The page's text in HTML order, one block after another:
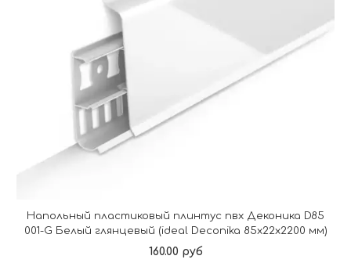
Напольный пластиковый плинтус пвх Деконика D85
001-G Белый глянцевый (ideal Deconika 85х22х2200 мм)
160.00 руб